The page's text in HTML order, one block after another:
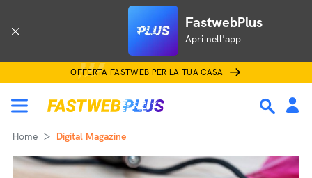
FastwebPlus
Apri nell'app
OFFERTA FASTWEB PER LA TUA CASA
Home Digital Magazine